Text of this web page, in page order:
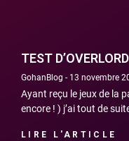
TEST
GohanBlog 13 novembre
Ayant reçu le jeux de la
encore ! ) j’ai tout de
LIRE L'ARTICLE